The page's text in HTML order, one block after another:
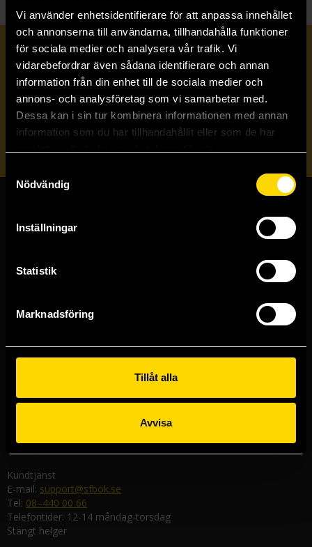
Vi använder enhetsidentifierare för att anpassa innehållet
och annonserna till användarna, tillhandahålla funktioner
för sociala medier och analysera vår trafik. Vi
vidarebefordrar även sådana identifierare och annan
information från din enhet till de sociala medier och
annons- och analysföretag som vi samarbetar med.
Dessa kan i sin tur kombinera informationen med annan
information som du har tillhandahållit eller som de har
Nödvändig
Inställningar
Statistik
Marknadsföring
Tillåt alla
Avvisa
Prenumerera på vårt nyhetsbrev
Veckobrevet
Skicka
Butiker & kundtjänst
Västerlånggatan 48
Göteborgsbutiken
Kungsgatan 19
Malmöbutiken
582 19 Linköping
Kundtjänst
E-mail: support@sfbok.se
Tel: 08–440 00 66
Telefontider: 12-14 måndag-torsdag
Stängt helger